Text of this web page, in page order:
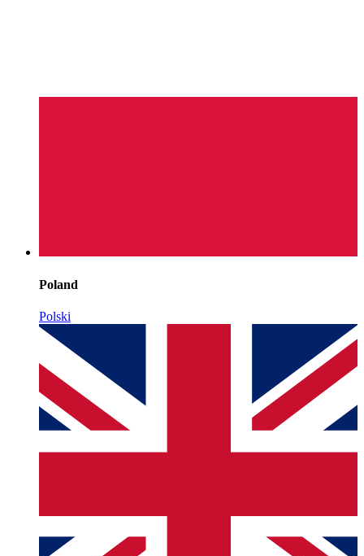
Poland
Polski